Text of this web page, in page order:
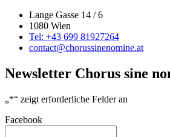
Lange Gasse 14 / 6
1080 Wien
Tel: +43 699 81927264
contact@chorussinenomine.at
Newsletter Chorus sine
„*“ zeigt erforderliche Felder an
Facebook